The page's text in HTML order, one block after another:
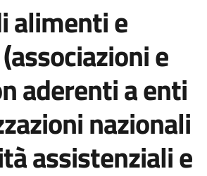
alimenti e
e
aderenti a enti
nazionali
assistenziali e